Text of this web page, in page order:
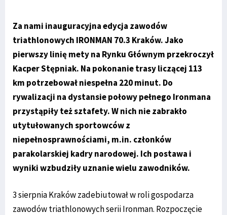
Za nami inauguracyjna edycja zawodów
triathlonowych IRONMAN 70.3 Kraków. Jako
pierwszy linię mety na Rynku Głównym przekroczył
Kacper Stępniak. Na pokonanie trasy liczącej 113
km potrzebował niespełna 220 minut. Do
rywalizacji na dystansie połowy pełnego Ironmana
przystąpiły też sztafety. W nich nie zabrakło
utytułowanych sportowców z
niepełnosprawnościami, m.in. członków
parakolarskiej kadry narodowej. Ich postawa i
wyniki wzbudziły uznanie wielu zawodników.
3 sierpnia Kraków zadebiutował w roli gospodarza
zawodów triathlonowych serii Ironman. Rozpoczęcie